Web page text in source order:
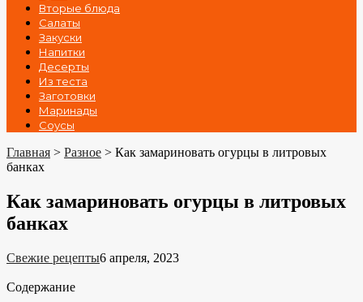
Вторые блюда
Салаты
Закуски
Напитки
Десерты
Из теста
Заготовки
Маринады
Соусы
Главная > Разное > Как замариновать огурцы в литровых
банках
Как замариновать огурцы в литровых
банках
Свежие рецепты6 апреля, 2023
Содержание